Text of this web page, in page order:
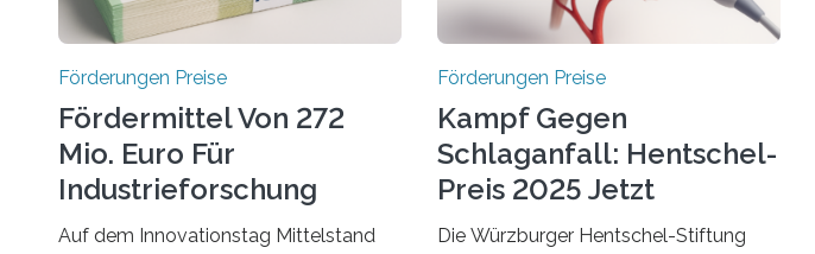
Förderungen Preise
Fördermittel Von 272
Mio. Euro Für
Industrieforschung
Freigegeben
Auf dem Innovationstag Mittelstand
Förderungen Preise
Kampf Gegen
Schlaganfall: Hentschel-
Preis 2025 Jetzt
Ausgeschrieben
Die Würzburger Hentschel-Stiftung